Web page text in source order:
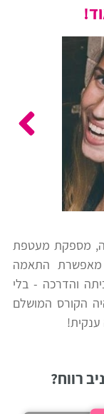
מספקת מעטפת
מאפשרת התאמה
והדרכה - בלי
הקורס המושלם
ענקית!
רווח?